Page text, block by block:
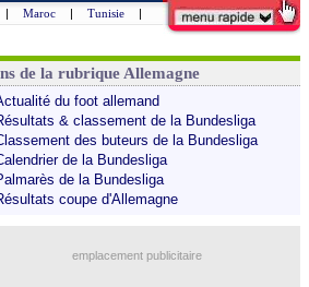
| Maroc | Tunisie |
de la rubrique Allemagne
du foot allemand
& classement de la Bundesliga
des buteurs de la Bundesliga
de la Bundesliga
de la Bundesliga
coupe d'Allemagne
emplacement publicitaire